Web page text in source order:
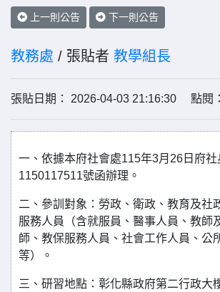
上一則公告 下一則公告
教務處 / 張貼者 教學組長
張貼日期： 2026-04-03 21:16:30 點閱：
一、依據本府社會處115年3月26日府社
1150117511號函辦理。
二、參訓對象：勞政、衛政、教育及社
服務人員（含就服員、醫事人員、教師
師、教保服務人員、社會工作人員、公
等）。
三、研習地點：彰化縣政府第二行政大